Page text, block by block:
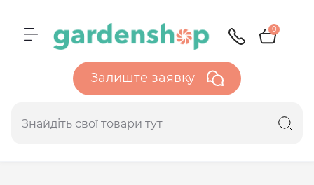
0
Залиште заявку